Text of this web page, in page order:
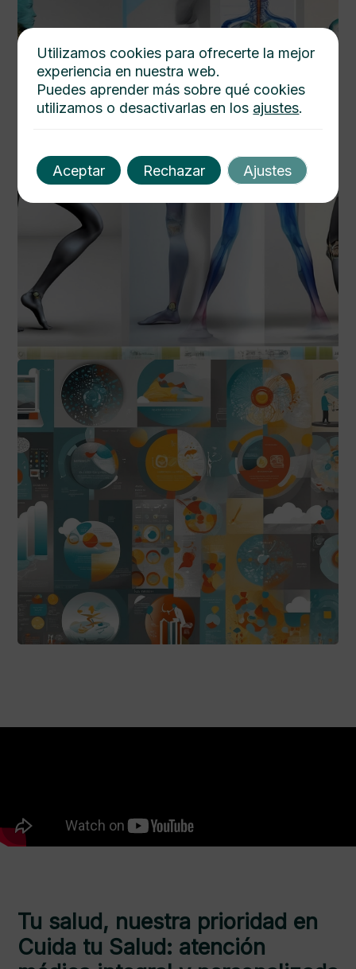
Tu salud, nuestra prioridad en
Cuida tu Salud: atención
Utilizamos cookies para ofrecerte la mejor
experiencia en nuestra web.
Puedes aprender más sobre qué cookies
utilizamos o desactivarlas en los ajustes.
Aceptar Rechazar Ajustes